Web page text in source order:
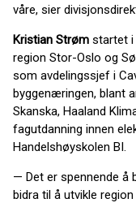
våre, sier
Kristian Strøm startet i
region Stor-Oslo og
som avdelingssjef i
byggenæringen, blant
Skanska, Haaland
fagutdanning innen
Handelshøyskolen BI.
— Det er spennende å
bidra til å utvikle